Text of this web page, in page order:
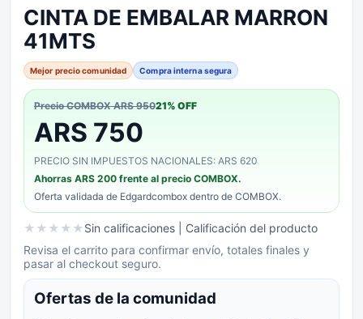
CINTA DE EMBALAR MARRON
41MTS
Mejor precio comunidad Compra interna segura
Precio COMBOXARS 95021% OFF
ARS 750
PRECIO SIN IMPUESTOS NACIONALES: ARS 620
Ahorras ARS 200 frente al precio COMBOX.
Oferta validada de Edgardcombox dentro de COMBOX.
★ ★ ★ ★ ★Sin calificaciones | Calificación del producto
Revisa el carrito para confirmar envío, totales finales y
pasar al checkout seguro.
Ofertas de la comunidad